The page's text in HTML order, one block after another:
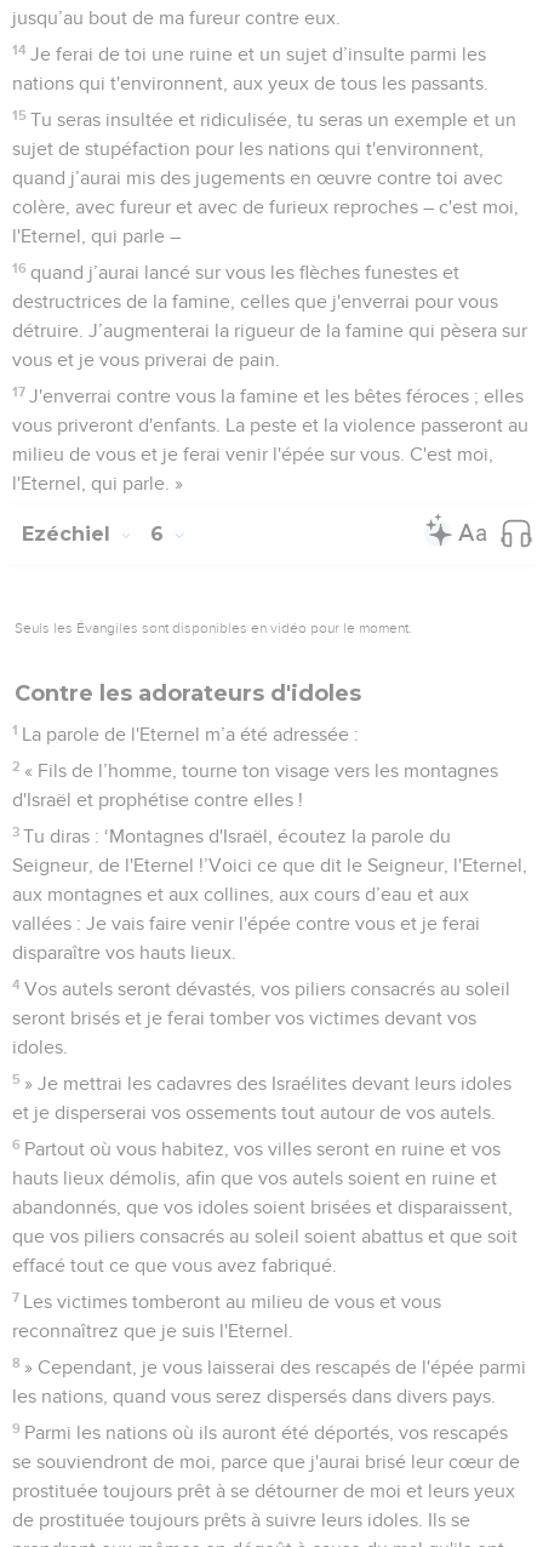
jusqu’au bout de ma fureur contre eux.
14 Je ferai de toi une ruine et un sujet d’insulte parmi les
nations qui t'environnent, aux yeux de tous les passants.
15 Tu seras insultée et ridiculisée, tu seras un exemple et un
sujet de stupéfaction pour les nations qui t'environnent,
quand j’aurai mis des jugements en œuvre contre toi avec
colère, avec fureur et avec de furieux reproches – c'est moi,
l'Eternel, qui parle –
16 quand j’aurai lancé sur vous les flèches funestes et
destructrices de la famine, celles que j'enverrai pour vous
détruire. J’augmenterai la rigueur de la famine qui pèsera sur
vous et je vous priverai de pain.
17 J'enverrai contre vous la famine et les bêtes féroces ; elles
vous priveront d'enfants. La peste et la violence passeront au
milieu de vous et je ferai venir l'épée sur vous. C'est moi,
l'Eternel, qui parle. »
Ezéchiel 6
Seuls les Évangiles sont disponibles en vidéo pour le moment.
Contre les adorateurs d'idoles
1 La parole de l'Eternel m’a été adressée :
2 « Fils de l’homme, tourne ton visage vers les montagnes
d'Israël et prophétise contre elles !
3 Tu diras : ‘Montagnes d'Israël, écoutez la parole du
Seigneur, de l'Eternel !’Voici ce que dit le Seigneur, l'Eternel,
aux montagnes et aux collines, aux cours d’eau et aux
vallées : Je vais faire venir l'épée contre vous et je ferai
disparaître vos hauts lieux.
4 Vos autels seront dévastés, vos piliers consacrés au soleil
seront brisés et je ferai tomber vos victimes devant vos
idoles.
5 » Je mettrai les cadavres des Israélites devant leurs idoles
et je disperserai vos ossements tout autour de vos autels.
6 Partout où vous habitez, vos villes seront en ruine et vos
hauts lieux démolis, afin que vos autels soient en ruine et
abandonnés, que vos idoles soient brisées et disparaissent,
que vos piliers consacrés au soleil soient abattus et que soit
effacé tout ce que vous avez fabriqué.
7 Les victimes tomberont au milieu de vous et vous
reconnaîtrez que je suis l'Eternel.
8 » Cependant, je vous laisserai des rescapés de l'épée parmi
les nations, quand vous serez dispersés dans divers pays.
9 Parmi les nations où ils auront été déportés, vos rescapés
se souviendront de moi, parce que j'aurai brisé leur cœur de
prostituée toujours prêt à se détourner de moi et leurs yeux
de prostituée toujours prêts à suivre leurs idoles. Ils se